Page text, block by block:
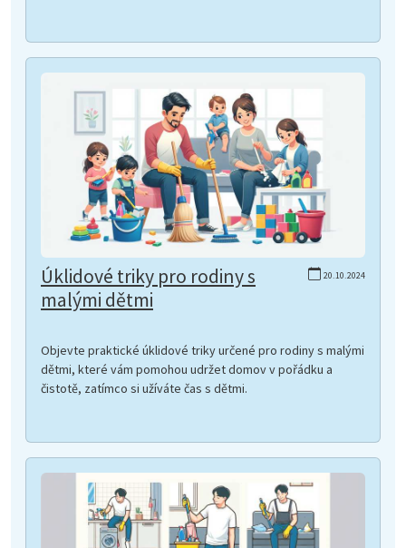
20.10.2024
Úklidové triky pro rodiny s
malými dětmi
Objevte praktické úklidové triky určené pro rodiny s malými
dětmi, které vám pomohou udržet domov v pořádku a
čistotě, zatímco si užíváte čas s dětmi.